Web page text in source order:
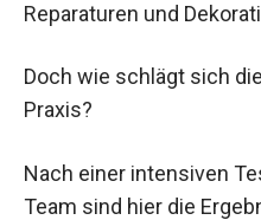
Reparaturen und
Doch wie schlägt sich
Praxis?
Nach einer intensiven
Team sind hier die